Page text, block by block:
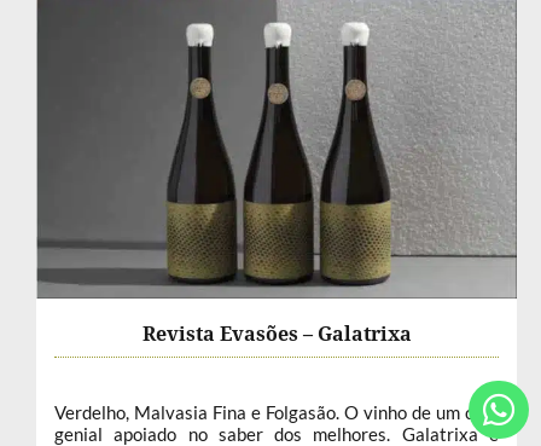
Revista Evasões – Galatrixa
Verdelho, Malvasia Fina e Folgasão. O vinho de um chef
genial apoiado no saber dos melhores. Galatrixa é